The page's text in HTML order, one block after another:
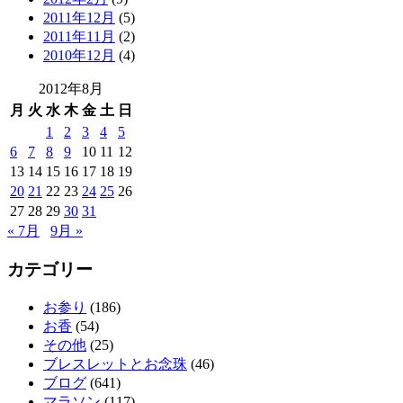
2011年12月 (5)
2011年11月 (2)
2010年12月 (4)
2012年8月
月 火 水 木 金 土 日
1
2 3 4
5
6
7 8 9 10 11 12
13 14 15 16 17 18 19
20 21 22 23 24 25 26
27 28 29 30 31
« 7月
9月 »
カテゴリー
お参り (186)
お香 (54)
その他 (25)
ブレスレットとお念珠 (46)
ブログ (641)